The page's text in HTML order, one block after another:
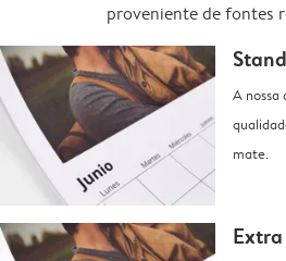
proveniente de fontes
A nossa
mate.